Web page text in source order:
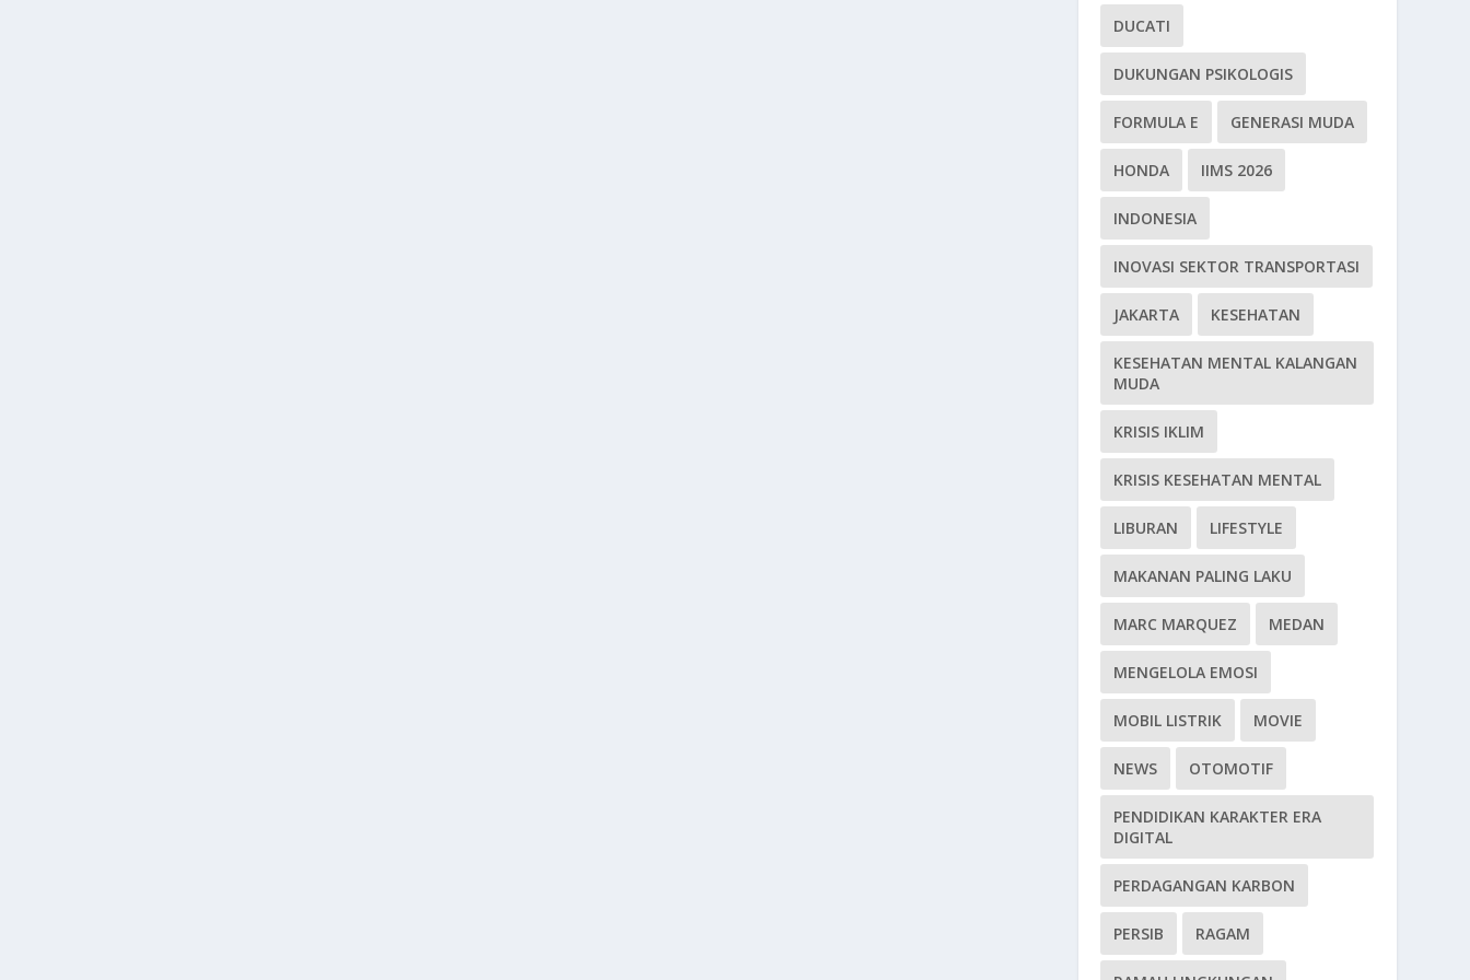
DUCATI
DUKUNGAN PSIKOLOGIS
FORMULA E GENERASI MUDA
HONDA IIMS 2026
INDONESIA
INOVASI SEKTOR TRANSPORTASI
JAKARTA KESEHATAN
KESEHATAN MENTAL KALANGAN
MUDA
KRISIS IKLIM
KRISIS KESEHATAN MENTAL
LIBURAN LIFESTYLE
MAKANAN PALING LAKU
MARC MARQUEZ MEDAN
MENGELOLA EMOSI
MOBIL LISTRIK MOVIE
NEWS OTOMOTIF
PENDIDIKAN KARAKTER ERA
DIGITAL
PERDAGANGAN KARBON
PERSIB RAGAM